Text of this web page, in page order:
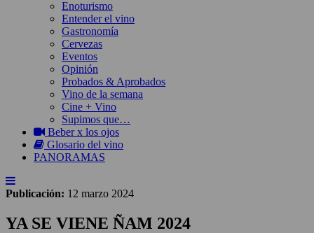
Enoturismo
Entender el vino
Gastronomía
Cervezas
Eventos
Opinión
Probados & Aprobados
Vino de la semana
Cine + Vino
Supimos que…
Beber x los ojos
Glosario del vino
PANORAMAS
Publicación: 12 marzo 2024
YA SE VIENE ÑAM 2024